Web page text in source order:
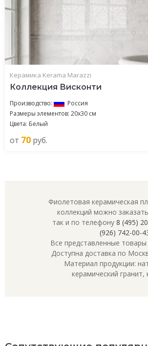
Керамика Kerama Marazzi
Коллекция Висконти
Производство:
Россия
Размеры элементов: 20x30 см
Цвета: Белый
от 70 руб.
Фиолетовая керамическая
коллекций можно
так и по телефону 8 (495)
(926) 742-00-
Все представленные товары
Доступна доставка по
Материал продукции:
керамический гранит,